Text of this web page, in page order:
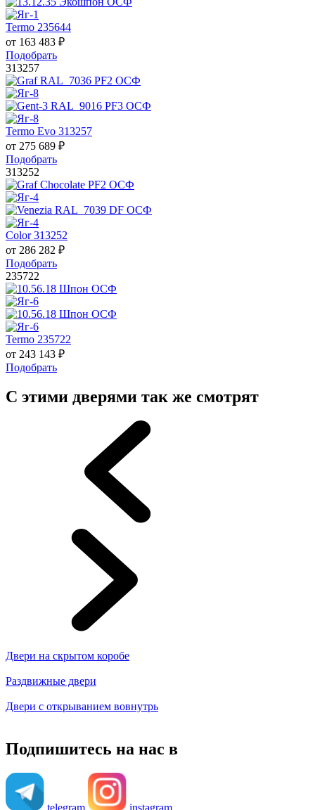
Termo 235644
от 163 483 ₽
Подобрать
313257
Termo Evo 313257
от 275 689 ₽
Подобрать
313252
Color 313252
от 286 282 ₽
Подобрать
235722
Termo 235722
от 243 143 ₽
Подобрать
С этими дверями так же смотрят
Двери на скрытом коробе
Раздвижные двери
Двери с открыванием вовнутрь
Подпишитесь на нас в